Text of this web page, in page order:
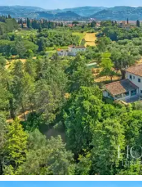
Ana villa600 m2 olup,
geliştirilmiş olup,
dış ile iç arasında bir
geniş pencereler
sahipliği yapmaktadır.
iç mekanların baş
oturma odası, iç avluya
banyosundan oluşan
mülkün kalbidir.